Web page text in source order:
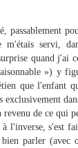
passablement
servi,
quand j'ai
») y
que l'enfant
exclusivement
de ce qui
l'inverse, s'est
parler (avec